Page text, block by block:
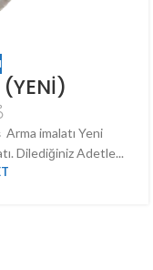
Arma imalatı Yeni
Dilediğiniz Adetle...